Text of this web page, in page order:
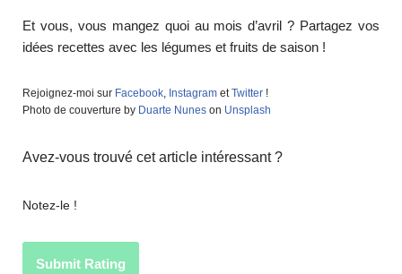
Et vous, vous mangez quoi au mois d’avril ? Partagez vos
idées recettes avec les légumes et fruits de saison !
Rejoignez-moi sur Facebook, Instagram etTwitter !
Photo de couverture by Duarte Nunes on Unsplash
Avez-vous trouvé cet article intéressant ?
Notez-le !
Submit Rating